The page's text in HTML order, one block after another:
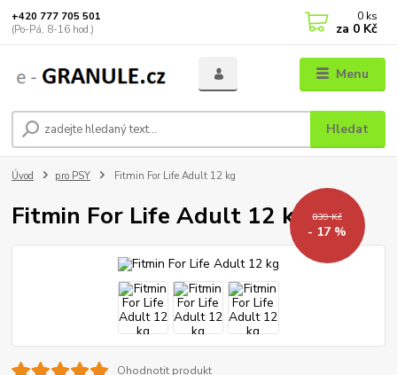
Menu
Hledat
+420 777 705 501
(Po-Pá, 8-16 hod.)
0 ks
za 0 Kč
Úvod pro PSY Fitmin For Life Adult 12 kg
Fitmin For Life Adult 12 kg 839 Kč
- 17 %
Ohodnotit produkt